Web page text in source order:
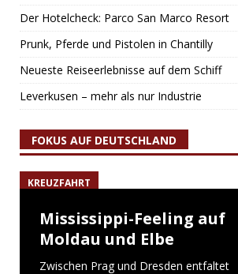
Der Hotelcheck: Parco San Marco Resort
Prunk, Pferde und Pistolen in Chantilly
Neueste Reiseerlebnisse auf dem Schiff
Leverkusen – mehr als nur Industrie
FOKUS AUF DEUTSCHLAND
KREUZFAHRT
Mississippi-Feeling auf
Moldau und Elbe
Zwischen Prag und Dresden entfaltet